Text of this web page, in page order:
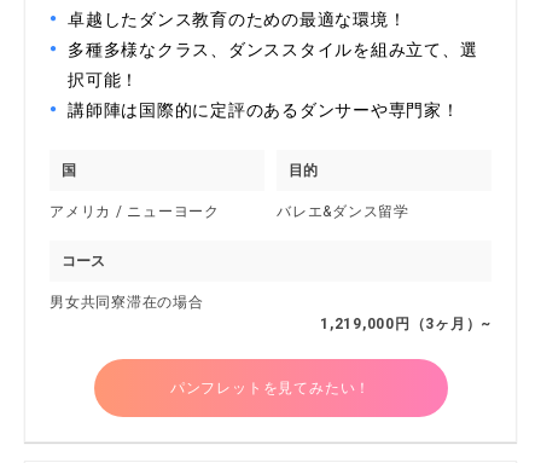
卓越したダンス教育のための最適な環境！
多種多様なクラス、ダンススタイルを組み立て、選
択可能！
講師陣は国際的に定評のあるダンサーや専門家！
国
アメリカ / ニューヨーク
目的
バレエ&ダンス留学
コース
男女共同寮滞在の場合
1,219,000円（3ヶ月）~
パンフレットを見てみたい！